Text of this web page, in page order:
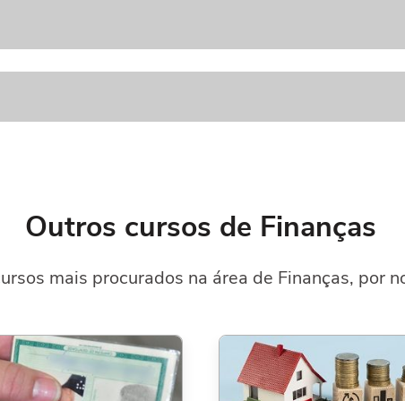
Outros cursos de Finanças
mais procurados na área de Finanças, por